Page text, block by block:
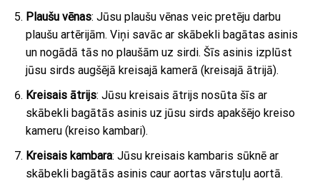
Plaušu vēnas: Jūsu plaušu vēnas veic pretēju darbu
plaušu artērijām. Viņi savāc ar skābekli bagātas asinis
un nogādā tās no plaušām uz sirdi. Šīs asinis izplūst
jūsu sirds augšējā kreisajā kamerā (kreisajā ātrijā).
Kreisais ātrijs: Jūsu kreisais ātrijs nosūta šīs ar
skābekli bagātās asinis uz jūsu sirds apakšējo kreiso
kameru (kreiso kambari).
Kreisais kambara: Jūsu kreisais kambaris sūknē ar
skābekli bagātās asinis caur aortas vārstuļu aortā.